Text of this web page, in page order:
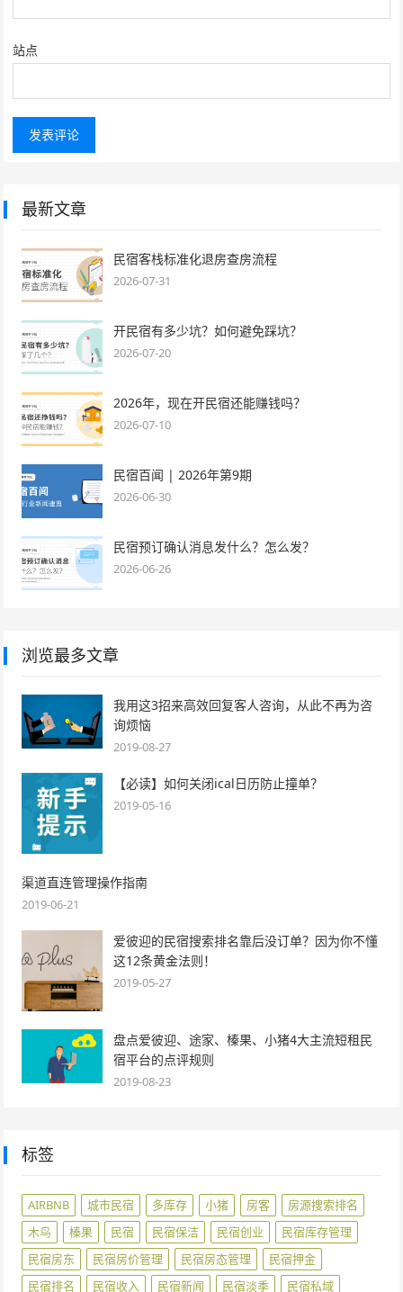
站点
最新文章
民宿客栈标准化退房查房流程
2026-07-31
开民宿有多少坑？如何避免踩坑？
2026-07-20
2026年，现在开民宿还能赚钱吗？
2026-07-10
民宿百闻 | 2026年第9期
2026-06-30
民宿预订确认消息发什么？怎么发？
2026-06-26
浏览最多文章
我用这3招来高效回复客人咨询，从此不再为咨
询烦恼
2019-08-27
【必读】如何关闭ical日历防止撞单？
2019-05-16
渠道直连管理操作指南
2019-06-21
爱彼迎的民宿搜索排名靠后没订单？因为你不懂
这12条黄金法则！
2019-05-27
盘点爱彼迎、途家、榛果、小猪4大主流短租民
宿平台的点评规则
2019-08-23
标签
AIRBNB 城市民宿 多库存 小猪 房客
房源搜索排名
木鸟
榛果 民宿 民宿保洁 民宿创业
民宿库存管理
民宿房东
民宿房价管理 民宿房态管理
民宿押金
民宿排名
民宿收入 民宿新闻 民宿淡季 民宿私域